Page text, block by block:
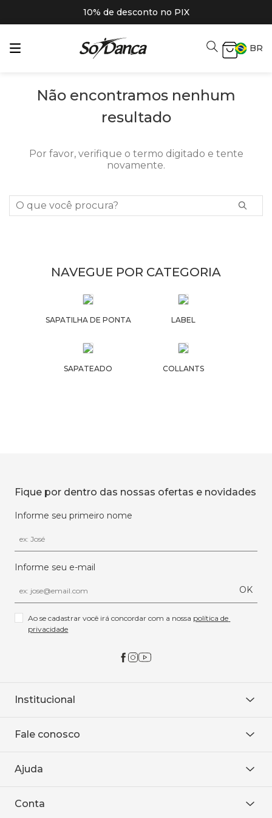
10% de desconto no PIX
BR
Não encontramos nenhum
resultado
Por favor, verifique o termo digitado e tente
novamente.
O que você procura?
NAVEGUE POR CATEGORIA
SAPATILHA DE PONTA LABEL
SAPATEADO COLLANTS
Fique por dentro das nossas ofertas e novidades
Informe seu primeiro nome
Informe seu e-mail
OK
Ao se cadastrar você irá concordar com a nossa política de
privacidade
Institucional
Onde encontrar
Baixe o APP
Fale conosco
WhatsApp
Ajuda
Política de entrega
Conta